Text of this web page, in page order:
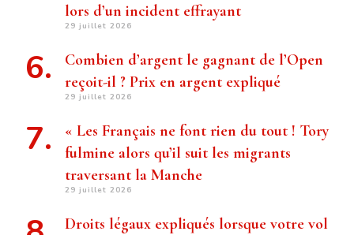
lors d’un incident effrayant
29 juillet 2026
Combien d’argent le gagnant de l’Open
reçoit-il ? Prix ​​en argent expliqué
29 juillet 2026
« Les Français ne font rien du tout ! Tory
fulmine alors qu’il suit les migrants
traversant la Manche
29 juillet 2026
Droits légaux expliqués lorsque votre vol